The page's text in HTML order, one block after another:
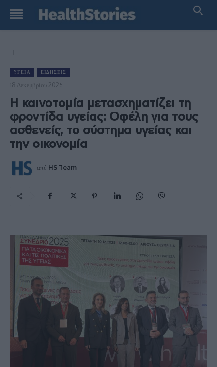
ΥΓΕΊΑ ΕΙΔΉΣΕΙΣ
18 Δεκεμβρίου 2025
Η καινοτομία μετασχηματίζει τη
φροντίδα υγείας: Οφέλη για τους
ασθενείς, το σύστημα υγείας και
την οικονομία
από HS Team